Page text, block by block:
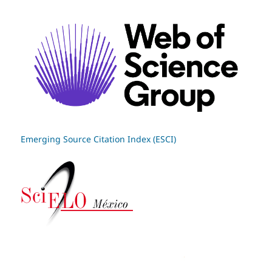
Emerging Source Citation Index (ESCI)